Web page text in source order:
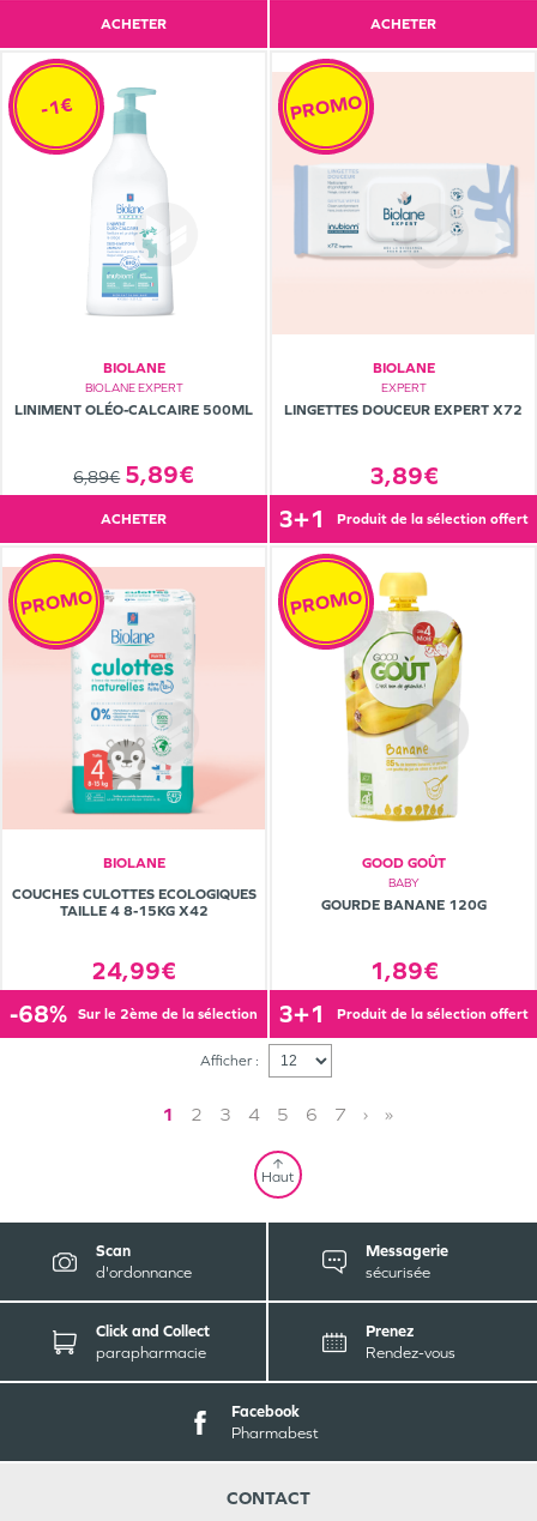
ACHETER ACHETER
BIOLANE
BIOLANE EXPERT
LINIMENT OLÉO-CALCAIRE 500ML
6,89€ 5,89€
-1€
ACHETER
BIOLANE
EXPERT
LINGETTES DOUCEUR EXPERT X72
3,89€
PROMO
3+1 produit de la sélection offert
BIOLANE
COUCHES CULOTTES ECOLOGIQUES
TAILLE 4 8-15KG X42
24,99€
PROMO
-68% sur le 2ème de la sélection
GOOD GOÛT
BABY
GOURDE BANANE 120G
1,89€
PROMO
3+1 produit de la sélection offert
Afficher :
1 2 3 4 5 6 7 › »
Haut
Scan
d'ordonnance
Messagerie
sécurisée
Click and Collect
parapharmacie
Prenez
Rendez-vous
Facebook
Pharmabest
CONTACT